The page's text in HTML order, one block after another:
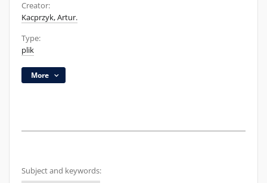
Creator:
Kacprzyk, Artur.
Type:
plik
More
Subject and keywords: